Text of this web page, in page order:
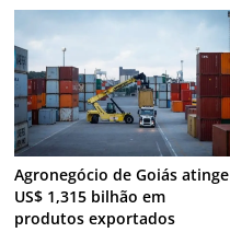
Agronegócio de Goiás atinge
US$ 1,315 bilhão em
produtos exportados